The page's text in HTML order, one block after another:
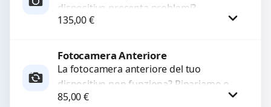
dispositivo presenta problemi?
Interveniamo per risolvere guasti come
funzionante,...
135,00€
Procedi
Fotocamera Anteriore
La fotocamera anteriore del tuo
dispositivo non funziona? Ripariamo o
sostituiamo fotocamere guaste con
85,00€